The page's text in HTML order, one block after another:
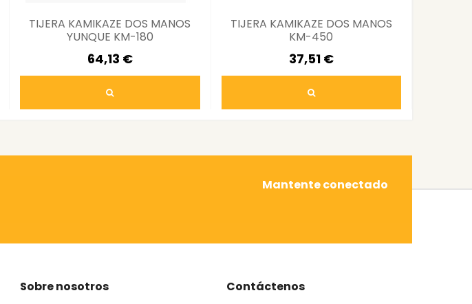
TIJERA KAMIKAZE DOS MANOS
YUNQUE KM-180
64,13 €
TIJERA KAMIKAZE DOS MANOS
KM-450
37,51 €
Mantente conectado
Sobre nosotros Contáctenos